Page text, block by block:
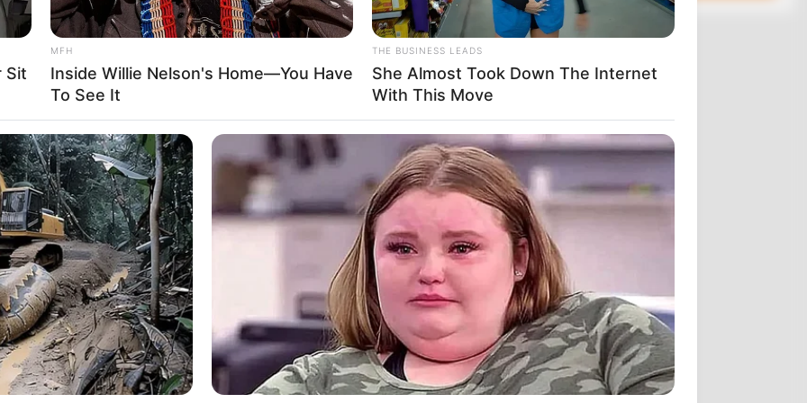
του για το φερόμενο ένταλμα σύλληψης,ο Δημήτρης Αβραμόπουλος
υπόνοια παρανομίας, υποστηρίζοντας ότι οι αμοιβές που έλαβε από τη
ΜΚΟ το 2019 ήταν απολύτως νόμιμες και έχουν δηλωθεί τόσο στην Εφορία
Πόθεν Έσχες.
δηλωθεί κανονικά και είναι απολύτως διαφανή»
, φέρεται να είναι η
υπεράσπισης του πρώην Επιτρόπου, ο οποίος υποστηρίζει ότι δεν είχε γνώση
παράνομης δραστηριότητας που ενδεχομένως συνδεόταν με την οργάνωση.
ιδιαίτερη πολιτική βαρύτητα , καθώς το όνομα του
προστίθεται σε εκείνα που βρέθηκαν στο μικροσκόπιο των βελγικών
διερεύνηση του Qatargate, ενός σκανδάλου που έπληξε σοβαρά την εικόνα
θεσμών καιοδήγησε σε συλλήψεις, διώξεις και έντονες πολιτικές
Sit
MFH
Inside Willie Nelson's Home—You Have
To See It
THE BUSINESS LEADS
She Almost Took Down The Internet
With This Move